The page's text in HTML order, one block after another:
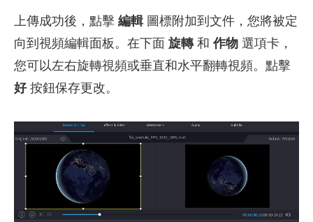
上傳成功後，點擊 編輯圖標附加到文件，您將被定
向到視頻編輯面板。在下面 旋轉和 作物 選項卡，
您可以左右旋轉視頻或垂直和水平翻轉視頻。點擊
好按鈕保存更改。